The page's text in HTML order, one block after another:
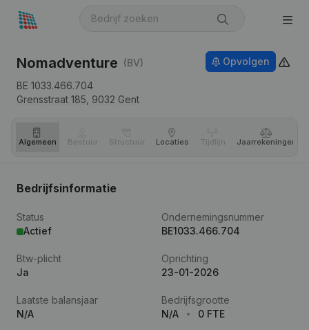
Nomadventure (BV)
BE 1033.466.704
Grensstraat 185, 9032 Gent
Opvolgen
Algemeen Bestuur Structuur Locaties Tijdlijn Jaar­rekeningen
Bedrijfsinformatie
Status
Actief
Ondernemingsnummer
BE1033.466.704
Btw-plicht
Ja
Oprichting
23-01-2026
Laatste balansjaar
N/A
Bedrijfsgrootte
N/A
0 FTE